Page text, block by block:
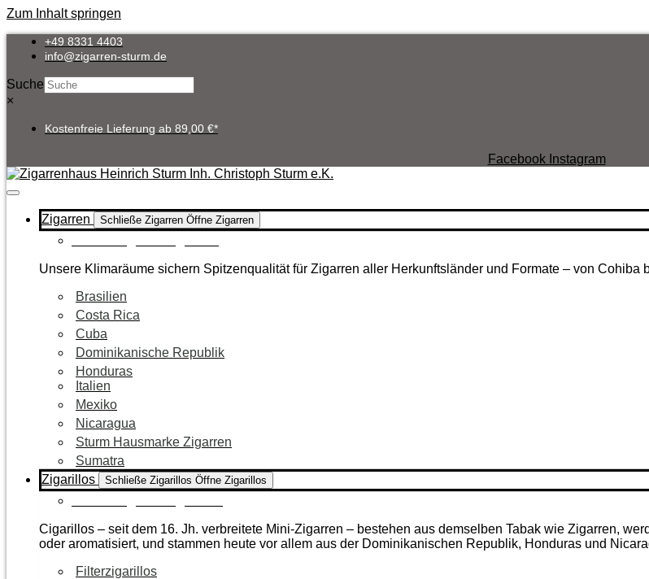
Zum Inhalt springen
+49 8331 4403
info@zigarren-sturm.de
Suche
×
Kostenfreie Lieferung ab 89,00 €*
Facebook Instagram
Zigarren Schließe Zigarren Öffne Zigarren
Unsere Klimaräume sichern Spitzenqualität für Zigarren aller Herkunftsländer und Formate – von
Brasilien
Costa Rica
Cuba
Dominikanische Republik
Honduras
Italien
Mexiko
Nicaragua
Sturm Hausmarke Zigarren
Sumatra
Zigarillos
Schließe Zigarillos Öffne Zigarillos
Cigarillos – seit dem 16. Jh. verbreitete Mini-Zigarren – bestehen aus demselben Tabak wie Zigarren,
oder aromatisiert, und stammen heute vor allem aus der Dominikanischen Republik, Honduras und
Filterzigarillos